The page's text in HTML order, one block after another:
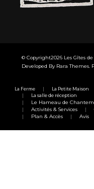
© Copyright2026 Les Gîtes
Developed By Rara Themes .
La Ferme La Petite Maison
La salle de réception
Le Hameau de
Activités & Services
Plan & Accès
Avis